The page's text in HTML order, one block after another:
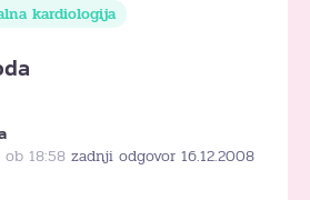
kardiologija
ob 18:58 zadnji odgovor 16.12.2008